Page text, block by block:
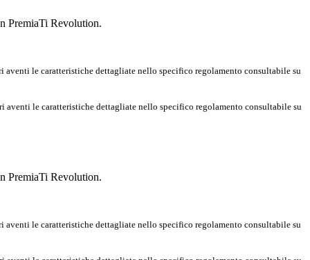
PremiaTi Revolution.
aventi le caratteristiche dettagliate nello specifico regolamento consultabile su
aventi le caratteristiche dettagliate nello specifico regolamento consultabile su
PremiaTi Revolution.
aventi le caratteristiche dettagliate nello specifico regolamento consultabile su